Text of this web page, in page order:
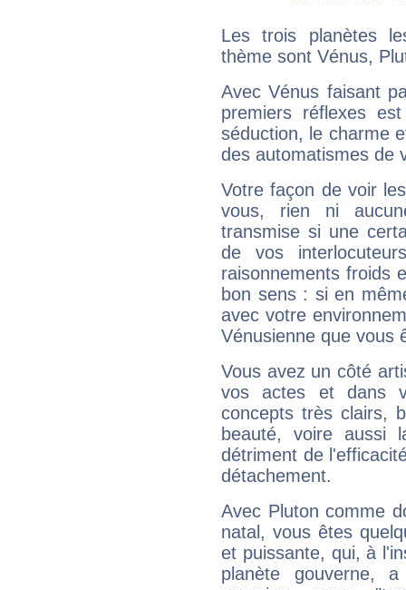
Les trois planètes
thème sont Vénus,
Avec Vénus faisant
premiers réflexes
séduction, le charme
des automatismes de
Votre façon de voir
vous, rien ni
transmise si une
de vos
raisonnements froids
bon sens : si en
avec votre
Vénusienne que vous
Vous avez un côté
vos actes et dans
concepts très clairs,
beauté, voire aussi
détriment de
détachement.
Avec Pluton comme
natal, vous êtes
et puissante, qui, à
planète gouverne,